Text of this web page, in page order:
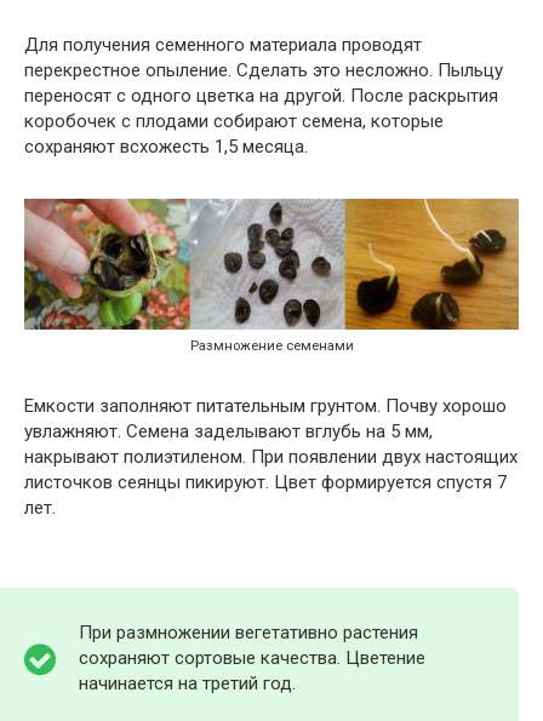
Для получения семенного материала проводят
перекрестное опыление. Сделать это несложно. Пыльцу
переносят с одного цветка на другой. После раскрытия
коробочек с плодами собирают семена, которые
сохраняют всхожесть 1,5 месяца.
Размножение семенами
Емкости заполняют питательным грунтом. Почву хорошо
увлажняют. Семена заделывают вглубь на 5 мм,
накрывают полиэтиленом. При появлении двух настоящих
листочков сеянцы пикируют. Цвет формируется спустя 7
лет.
При размножении вегетативно растения
сохраняют сортовые качества. Цветение
начинается на третий год.